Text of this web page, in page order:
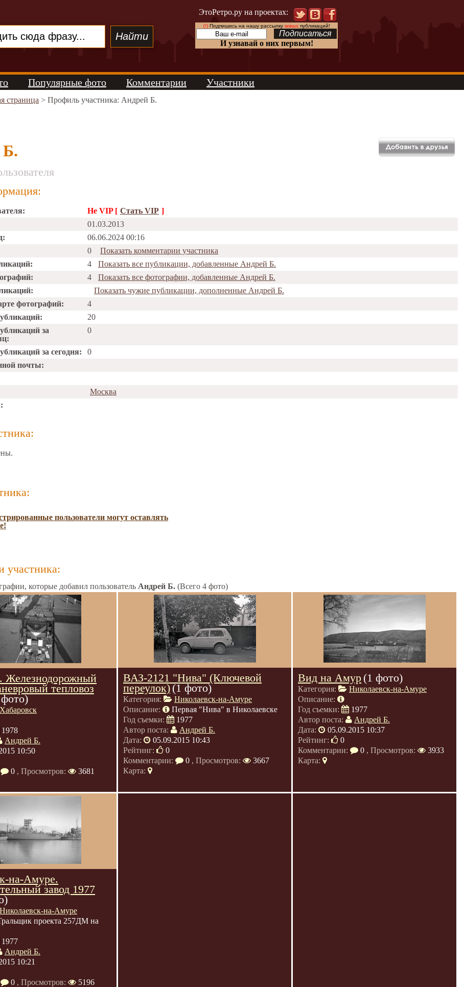
ЭтоРетро.ру на проектах:
(!)Подпишись на нашу рассылку новыхпубликаций!
И узнавай о них первым!
Популярные фото Комментарии Участники
страница > Профиль участника: Андрей Б.
Б.
Не VIP [ Стать VIP ]
01.03.2013
06.06.2024 00:16
0
Показать комментарии участника
4
Показать все публикации, добавленные Андрей Б.
4
Показать все фотографии, добавленные Андрей Б.
Показать чужие публикации, дополненные Андрей Б.
фотографий:
4
20
за
0
за сегодня:
0
почты:
Москва
пользователи могут оставлять
участника:
которые добавил пользователь Андрей Б. (Всего 4 фото)
Железнодорожный
тепловоз
Хабаровск
1978
Андрей Б.
10:50
0 , Просмотров:
3681
ВАЗ-2121 "Нива" (Ключевой
переулок)(1 фото)
Категория:
Николаевск-на-Амуре
Описание:
Первая "Нива" в Николаевске
Год съемки:
1977
Автор поста:
Андрей Б.
Дата:
05.09.2015 10:43
Рейтинг:
0
Комментарии:
0 , Просмотров:
3667
Карта:
Вид на Амур (1 фото)
Категория:
Николаевск-на-Амуре
Описание:
Год съемки:
1977
Автор поста:
Андрей Б.
Дата:
05.09.2015 10:37
Рейтинг:
0
Комментарии:
0 , Просмотров:
3933
Карта:
на-Амуре.
завод 1977
Николаевск-на-Амуре
проекта 257ДМ на
1977
Андрей Б.
10:21
0 , Просмотров:
5196